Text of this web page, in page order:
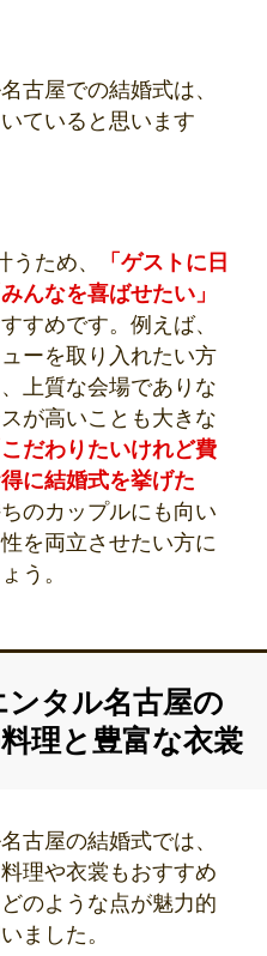
古屋での結婚式は、
ていると思います
ため、
「ゲストに日
んなを喜ばせたい」
すめです。例えば、
ーを取り入れたい方
上質な会場でありな
が高いことも大きな
こだわりたいけれど費
に結婚式を挙げた
のカップルにも向い
を両立させたい方に
う。
タル名古屋の
理と豊富な衣裳
古屋の結婚式では、
理や衣裳もおすすめ
のような点が魅力的
ました。